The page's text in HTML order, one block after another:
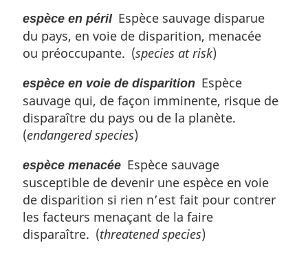
espèce en périlEspèce sauvage disparue
du pays, en voie de disparition, menacée
ou préoccupante. (species at risk)
espèce en voie de disparition Espèce
sauvage qui, de façon imminente, risque de
disparaître du pays ou de la planète.
(endangered species)
espèce menacée Espèce sauvage
susceptible de devenir une espèce en voie
de disparition si rien n’est fait pour contrer
les facteurs menaçant de la faire
disparaître. (threatened species)